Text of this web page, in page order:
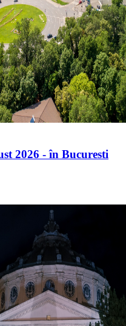
2026 - în Bucuresti